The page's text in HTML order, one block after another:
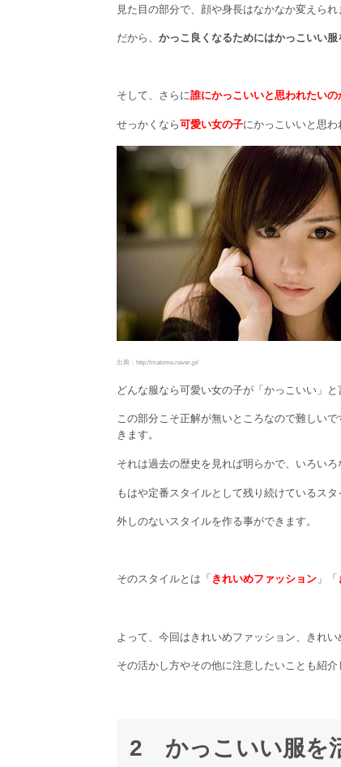
見た目の部分で、顔や身長はなかなか変えられ
だから、 かっこ良くなるためにはかっこいい
そして、さらに誰にかっこいいと思われたいの
せっかくなら可愛い女の子にかっこいいと思わ
出典：http://matome.naver.jp/
どんな服なら可愛い女の子が「かっこいい」
この部分こそ正解が無いところなので難しい
きます。
それは過去の歴史を見れば明らかで、いろい
もはや定番スタイルとして残り続けているス
外しのないスタイルを作る事ができます。
そのスタイルとは「 きれいめファッション 」「
よって、今回はきれいめファッション、きれ
その活かし方やその他に注意したいことも紹介
2 かっこいい服を